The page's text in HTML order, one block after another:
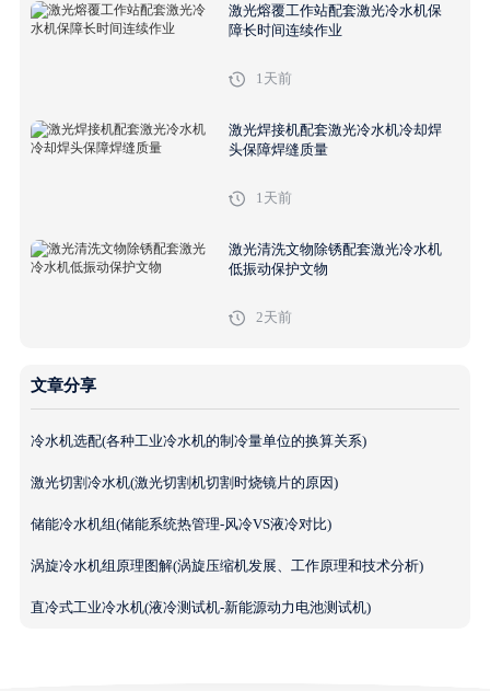
激光熔覆工作站配套激光冷水机保
障长时间连续作业
1天前
激光焊接机配套激光冷水机冷却焊
头保障焊缝质量
1天前
激光清洗文物除锈配套激光冷水机
低振动保护文物
2天前
文章分享
冷水机选配(各种工业冷水机的制冷量单位的换算关系)
激光切割冷水机(激光切割机切割时烧镜片的原因)
储能冷水机组(储能系统热管理-风冷VS液冷对比)
涡旋冷水机组原理图解(涡旋压缩机发展、工作原理和技术分析)
直冷式工业冷水机(液冷测试机-新能源动力电池测试机)